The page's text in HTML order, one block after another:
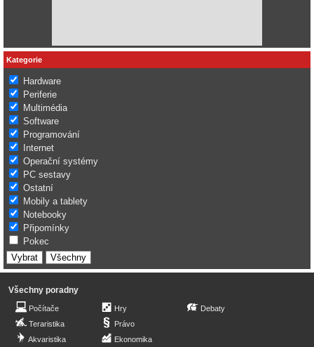
Kategorie
Hardware
Periferie
Multimédia
Software
Programování
Internet
Operační systémy
PC sestavy
Ostatní
Mobily a tablety
Notebooky
Připomínky
Pokec
Všechny poradny
Počítače
Teraristika
Akvaristika
Hry
Právo
Ekonomika
Debaty